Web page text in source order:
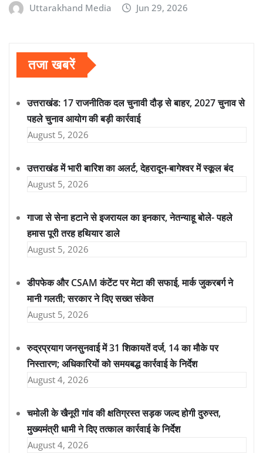
Uttarakhand Media Jun 29, 2026
तजा खबरें
उत्तराखंड: 17 राजनीतिक दल चुनावी दौड़ से बाहर, 2027 चुनाव से
पहले चुनाव आयोग की बड़ी कार्रवाई
August 5, 2026
उत्तराखंड में भारी बारिश का अलर्ट, देहरादून-बागेश्वर में स्कूल बंद
August 5, 2026
गाजा से सेना हटाने से इजरायल का इनकार, नेतन्याहू बोले- पहले
हमास पूरी तरह हथियार डाले
August 5, 2026
डीपफेक और CSAM कंटेंट पर मेटा की सफाई, मार्क जुकरबर्ग ने
मानी गलती; सरकार ने दिए सख्त संकेत
August 5, 2026
रुद्रप्रयाग जनसुनवाई में 31 शिकायतें दर्ज, 14 का मौके पर
निस्तारण; अधिकारियों को समयबद्ध कार्रवाई के निर्देश
August 4, 2026
चमोली के खैनूरी गांव की क्षतिग्रस्त सड़क जल्द होगी दुरुस्त,
मुख्यमंत्री धामी ने दिए तत्काल कार्रवाई के निर्देश
August 4, 2026